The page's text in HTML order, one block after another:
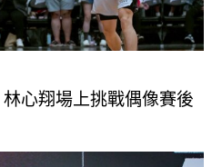
心翔場上挑戰偶像賽後